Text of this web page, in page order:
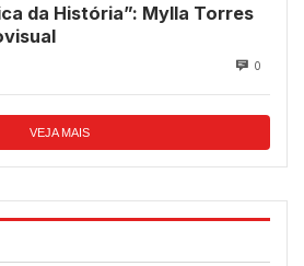
da História”: Mylla Torres
0
VEJA MAIS